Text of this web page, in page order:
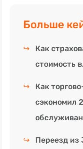
Больше
↪
Как
стоимость
↪
Как
сэкономил
↪
Переезд из